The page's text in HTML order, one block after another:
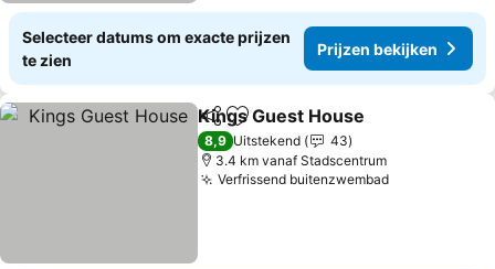
Selecteer datums om exacte prijzen
te zien
Prijzen bekijken
DelenToevoegen aan favorieten
Kings Guest House
8,9 Uitstekend
43
3.4 km vanaf Stadscentrum
Verfrissend buitenzwembad